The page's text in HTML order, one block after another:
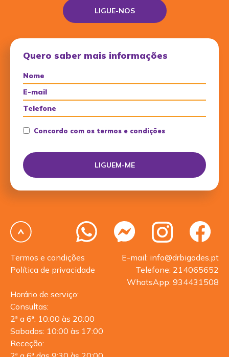
LIGUE-NOS
Quero saber mais informações
Concordo com os termos e condições
Termos e condições
Política de privacidade
E-mail: info@drbigodes.pt
Telefone: 214065652
WhatsApp: 934431508
Horário de serviço:
Consultas:
2ª a 6ª: 10:00 às 20:00
Sabados: 10:00 às 17:00
Receção: